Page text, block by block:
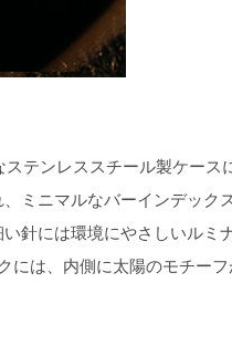
テンレススチール製ケース
ミニマルなバーインデック
針には環境にやさしいルミ
には、内側に太陽のモチーフ